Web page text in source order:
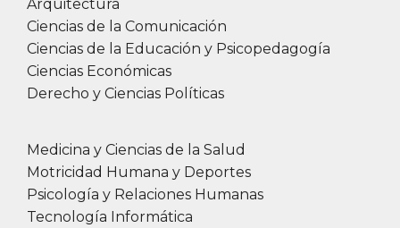
Arquitectura
Ciencias de la Comunicación
Ciencias de la Educación y Psicopedagogía
Ciencias Económicas
Derecho y Ciencias Políticas
Medicina y Ciencias de la Salud
Motricidad Humana y Deportes
Psicología y Relaciones Humanas
Tecnología Informática